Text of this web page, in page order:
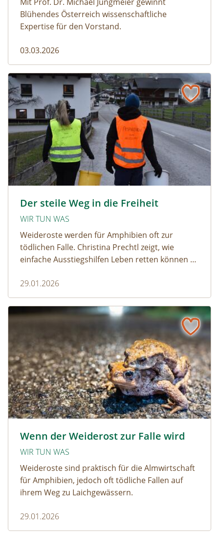
Blühendes Österreich wissenschaftliche
Expertise für den Vorstand.
03.03.2026
Der steile Weg in die Freiheit
WIR TUN WAS
Weideroste werden für Amphibien oft zur
tödlichen Falle. Christina Prechtl zeigt, wie
einfache Ausstiegshilfen Leben retten können –
Aufwand.
29.01.2026
Der steile Weg in die Freiheit
Wenn der Weiderost zur Falle wird
WIR TUN WAS
Weideroste sind praktisch für die Almwirtschaft
für Amphibien, jedoch oft tödliche Fallen auf
ihrem Weg zu Laichgewässern.
29.01.2026
Wenn der Weiderost zur Falle wird